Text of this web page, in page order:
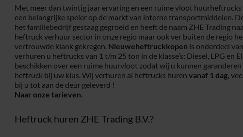
Met meer dan twintig jaar ervaring en een ruime vloot huurheftrucks
een belangrijke speler op de markt van interne transportmiddelen.
het familiebedrijf gestaag gegroeid en heeft de naam ZHE Trading
heftruck verhuur sector in onze regio maar ook ver buiten de regio
vertrouwde klank gekregen. Nieuweheftruckkopen is onderdeel
verhuren u heftrucks van 1 t/m 25 ton in de klasse’s: Diesel, LPG en
beschikken over een ruime huurvloot zodat wij u kunnen
heftruck bij uw klus. Wij verhuren al heftrucks huren vanaf 1 dag,
bij u tot aan de deur geleverd !
Naar onze tarieven.
Heftruck huren ZHE Trading B.V.?